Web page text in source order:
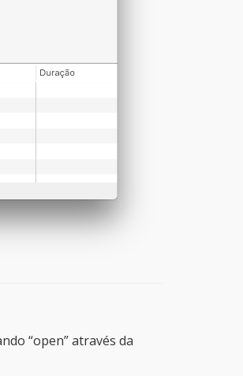
“open” através da